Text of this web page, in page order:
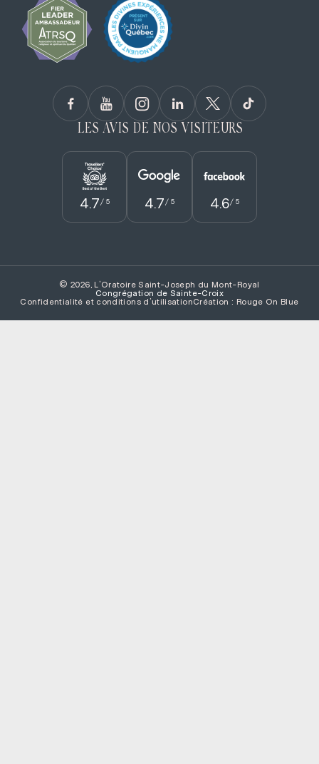
LES AVIS DE NOS VISITEURS
4.7 / 5 4.7 / 5 4.6/ 5
© 2026, L'Oratoire Saint-Joseph du Mont-Royal
Congrégation de Sainte­-Croix
Confidentialité et conditions d’utilisationCréation : Rouge On Blue